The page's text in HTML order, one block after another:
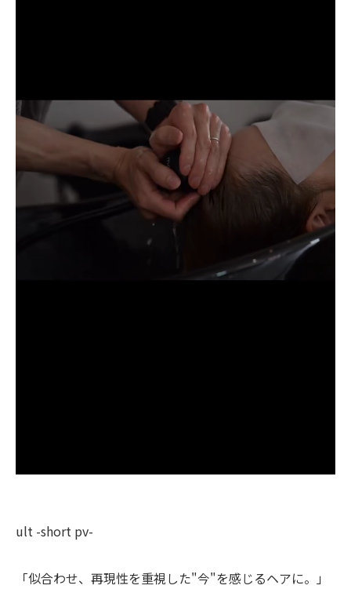
ult -short pv-
「似合わせ、再現性を重視した"今"を感じるヘアに。」